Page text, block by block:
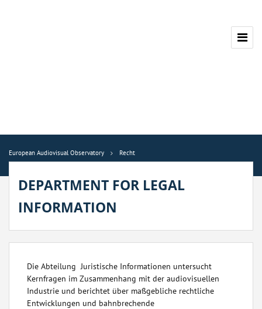
European Audiovisual Observatory Recht
DEPARTMENT FOR LEGAL
INFORMATION
Die Abteilung Juristische Informationen untersucht
Kernfragen im Zusammenhang mit der audiovisuellen
Industrie und berichtet über maßgebliche rechtliche
Entwicklungen und bahnbrechende